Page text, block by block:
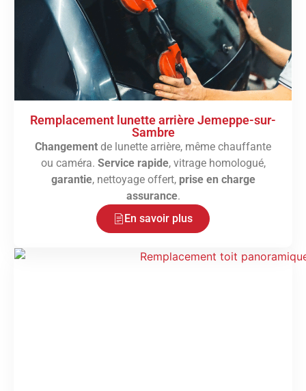
Remplacement lunette arrière Jemeppe-sur-
Sambre
Changement de lunette arrière, même chauffante
ou caméra. Service rapide, vitrage homologué,
garantie, nettoyage offert, prise en charge
assurance.
En savoir plus